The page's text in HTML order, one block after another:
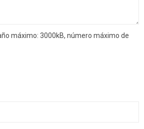
máximo: 3000kB, número máximo de